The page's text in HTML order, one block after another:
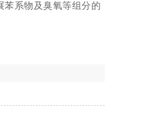
苯系物及臭氧等组分的